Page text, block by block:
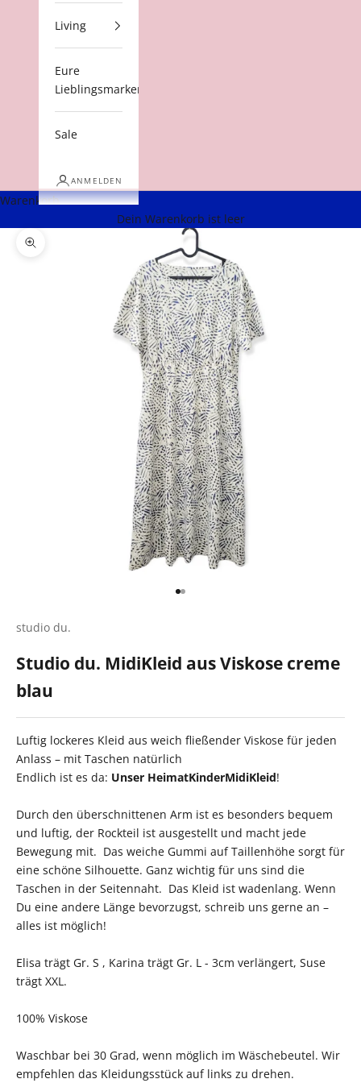
Living
Eure
Lieblingsmarken
Sale
ANMELDEN
Warenkorb
Dein Warenkorb ist leer
Bild vergrößern
Gehe zu Element 1
Gehe zu Element 2
studio du.
Studio du. MidiKleid aus Viskose creme
blau
Luftig lockeres Kleid aus weich fließender Viskose für jeden
Anlass – mit Taschen natürlich
Endlich ist es da: Unser HeimatKinderMidiKleid!
Durch den überschnittenen Arm ist es besonders bequem
und luftig, der Rockteil ist ausgestellt und macht jede
Bewegung mit. Das weiche Gummi auf Taillenhöhe sorgt für
eine schöne Silhouette. Ganz wichtig für uns sind die
Taschen in der Seitennaht. Das Kleid ist wadenlang. Wenn
Du eine andere Länge bevorzugst, schreib uns gerne an –
alles ist möglich!
Elisa trägt Gr. S , Karina trägt Gr. L - 3cm verlängert, Suse
trägt XXL.
100% Viskose
Waschbar bei 30 Grad, wenn möglich im Wäschebeutel. Wir
empfehlen das Kleidungsstück auf links zu drehen.